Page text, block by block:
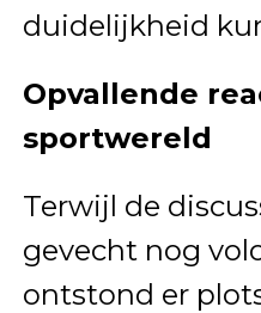
duidelijkheid
Opvallende
sportwereld
Terwijl de
gevecht nog
ontstond er